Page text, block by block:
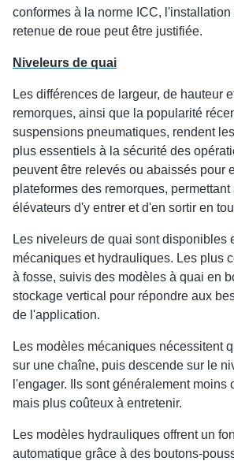
conformes à la norme ICC,
retenue de roue peut être justifiée.
Niveleurs de quai
Les différences de largeur, de hauteur
remorques, ainsi que la popularité
suspensions pneumatiques, rendent
plus essentiels à la sécurité des
peuvent être relevés ou abaissés pour
plateformes des remorques,
élévateurs d'y entrer et d'en sortir en
Les niveleurs de quai sont disponibles
mécaniques et hydrauliques. Les plus
à fosse, suivis des modèles à quai en
stockage vertical pour répondre aux
de l'application.
Les modèles mécaniques nécessitent
sur une chaîne, puis descende sur le
l'engager. Ils sont généralement moins
mais plus coûteux à entretenir.
Les modèles hydrauliques offrent un
automatique grâce à des boutons-